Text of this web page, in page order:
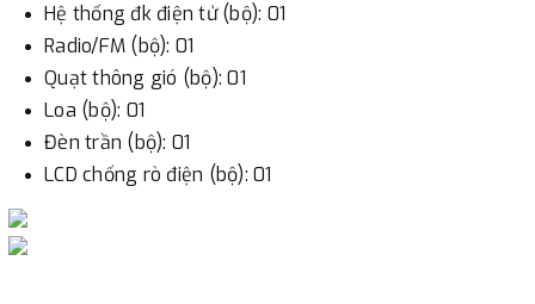
Hệ thống đk điện tử (bộ): 01
Radio/FM (bộ): 01
Quạt thông gió (bộ): 01
Loa (bộ): 01
Đèn trần (bộ): 01
LCD chống rò điện (bộ): 01